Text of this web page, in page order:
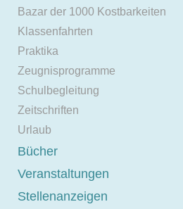
Bazar der 1000 Kostbarkeiten
Klassenfahrten
Praktika
Zeugnisprogramme
Schulbegleitung
Zeitschriften
Urlaub
Bücher
Veranstaltungen
Stellenanzeigen